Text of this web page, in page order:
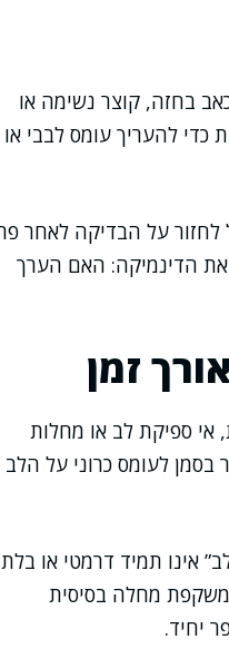
בחזה, קוצר נשימה או
להעריך עומס לבבי או
על הבדיקה לאחר
את הדינמיקה: האם הערך
זמן
אי ספיקת לב או מחלות
לעומס כרוני על הלב
אינו תמיד דרמטי או
מחלה בסיסית
יחיד.